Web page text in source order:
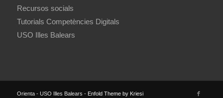
Recursos socials
Tutorials Competències Digitals
USO Illes Balears
Orienta - USO Illes Balears - Enfold Theme by Kriesi